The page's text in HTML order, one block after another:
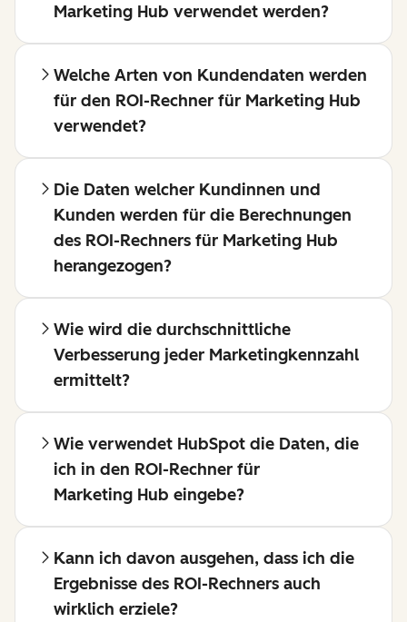
Marketing Hub verwendet werden?
Welche Arten von Kundendaten werden
für den ROI-Rechner für Marketing Hub
verwendet?
Die Daten welcher Kundinnen und
Kunden werden für die Berechnungen
des ROI-Rechners für Marketing Hub
herangezogen?
Wie wird die durchschnittliche
Verbesserung jeder Marketingkennzahl
ermittelt?
Wie verwendet HubSpot die Daten, die
ich in den ROI-Rechner für
Marketing Hub eingebe?
Kann ich davon ausgehen, dass ich die
Ergebnisse des ROI-Rechners auch
wirklich erziele?